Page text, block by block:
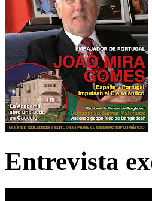
Entrevista